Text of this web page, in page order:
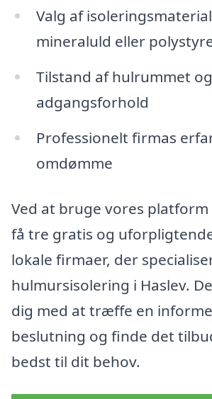
Valg af
mineraluld eller
Tilstand af hulrummet og
adgangsforhold
Professionelt firmas
omdømme
Ved at bruge vores
få tre gratis og
lokale firmaer, der
hulmursisolering i Haslev.
dig med at træffe en
beslutning og finde det
bedst til dit behov.